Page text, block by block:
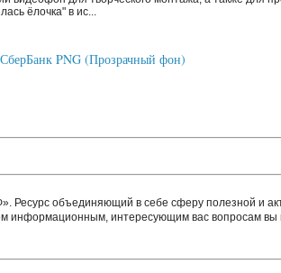
ёлочка" в ис...
PNG (Прозрачный фон)
объединяющий в себе сферу полезной и
информационным, интересующим вас вопросам